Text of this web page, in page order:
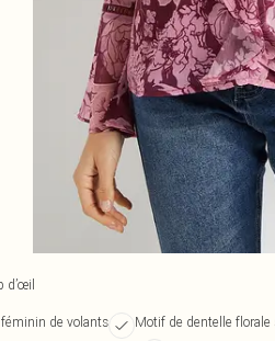
d’œil
de volants Motif de dentelle